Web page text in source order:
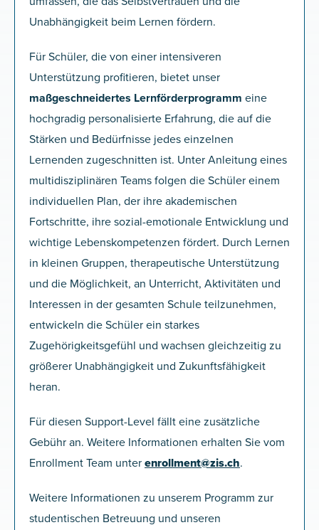
Unabhängigkeit beim Lernen fördern.
Für Schüler, die von einer intensiveren
Unterstützung profitieren, bietet unser
maßgeschneidertes Lernförderprogramm eine
hochgradig personalisierte Erfahrung, die auf die
Stärken und Bedürfnisse jedes einzelnen
Lernenden zugeschnitten ist. Unter Anleitung eines
multidisziplinären Teams folgen die Schüler einem
individuellen Plan, der ihre akademischen
Fortschritte, ihre sozial-emotionale Entwicklung und
wichtige Lebenskompetenzen fördert. Durch Lernen
in kleinen Gruppen, therapeutische Unterstützung
und die Möglichkeit, an Unterricht, Aktivitäten und
Interessen in der gesamten Schule teilzunehmen,
entwickeln die Schüler ein starkes
Zugehörigkeitsgefühl und wachsen gleichzeitig zu
größerer Unabhängigkeit und Zukunftsfähigkeit
heran.
Für diesen Support-Level fällt eine zusätzliche
Gebühr an. Weitere Informationen erhalten Sie vom
Enrollment Team unterenrollment@zis.ch.
Weitere Informationen zu unserem Programm zur
studentischen Betreuung und unseren